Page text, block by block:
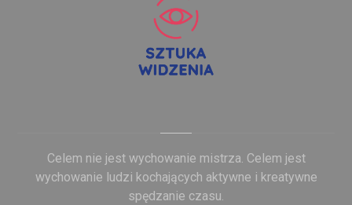
Celem nie jest wychowanie mistrza. Celem jest
wychowanie ludzi kochających aktywne i kreatywne
spędzanie czasu.